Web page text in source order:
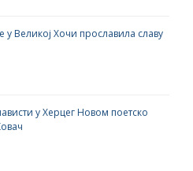
у Великој Хочи прославила славу
у Херцег Новом поетско